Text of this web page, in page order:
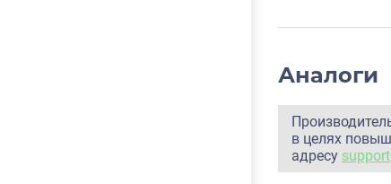
Аналоги
в целях
адресу